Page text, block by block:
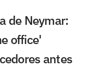
de Neymar:
office'
antes